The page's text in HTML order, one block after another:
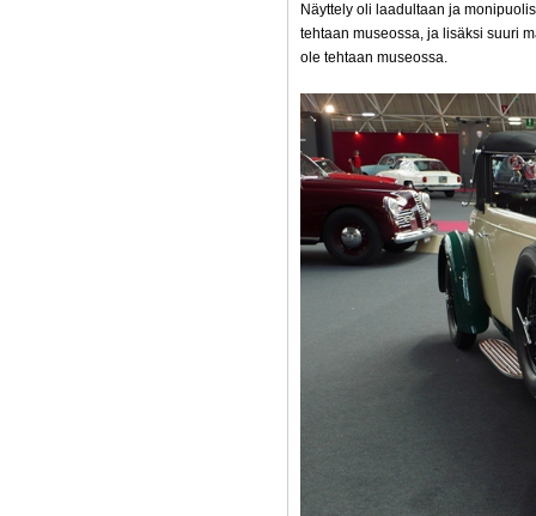
Näyttely oli laadultaan ja
tehtaan museossa, ja lisäksi suuri
ole tehtaan museossa.